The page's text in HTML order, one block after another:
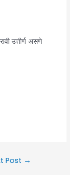
उत्तीर्ण असणे
Post →